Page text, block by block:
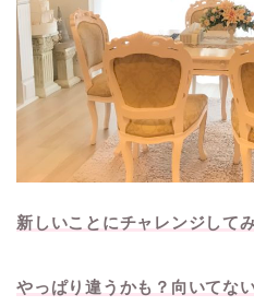
新しいことにチャレンジして
やっぱり違うかも？向いてな